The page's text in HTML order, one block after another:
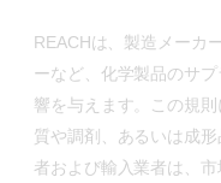
REACHは、製造メーカ
ーなど、化学製品のサ
響を与えます。この規
質や調剤、あるいは成
者および輸入業者は、